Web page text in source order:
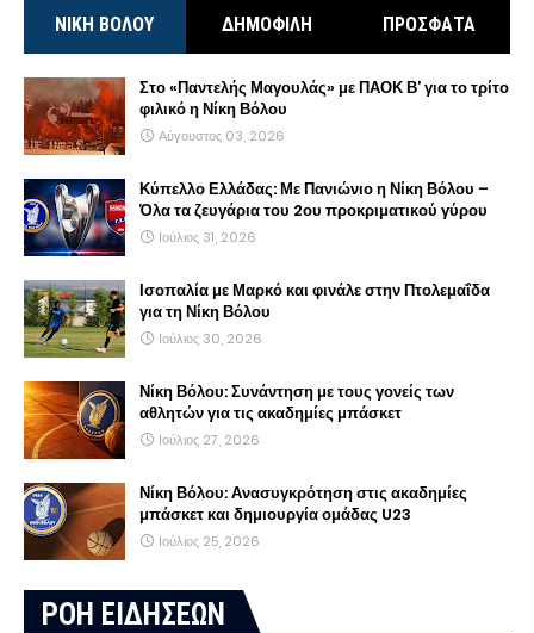
ΝΙΚΗ ΒΟΛΟΥ ΔΗΜΟΦΙΛΗ ΠΡΟΣΦΑΤΑ
Στο «Παντελής Μαγουλάς» με ΠΑΟΚ Β’ για το τρίτο
φιλικό η Νίκη Βόλου
Αύγουστος 03, 2026
Κύπελλο Ελλάδας: Με Πανιώνιο η Νίκη Βόλου –
Όλα τα ζευγάρια του 2ου προκριματικού γύρου
Ιούλιος 31, 2026
Ισοπαλία με Μαρκό και φινάλε στην Πτολεμαΐδα
για τη Νίκη Βόλου
Ιούλιος 30, 2026
Νίκη Βόλου: Συνάντηση με τους γονείς των
αθλητών για τις ακαδημίες μπάσκετ
Ιούλιος 27, 2026
Νίκη Βόλου: Ανασυγκρότηση στις ακαδημίες
μπάσκετ και δημιουργία ομάδας U23
Ιούλιος 25, 2026
ΡΟΗ ΕΙΔΗΣΕΩΝ